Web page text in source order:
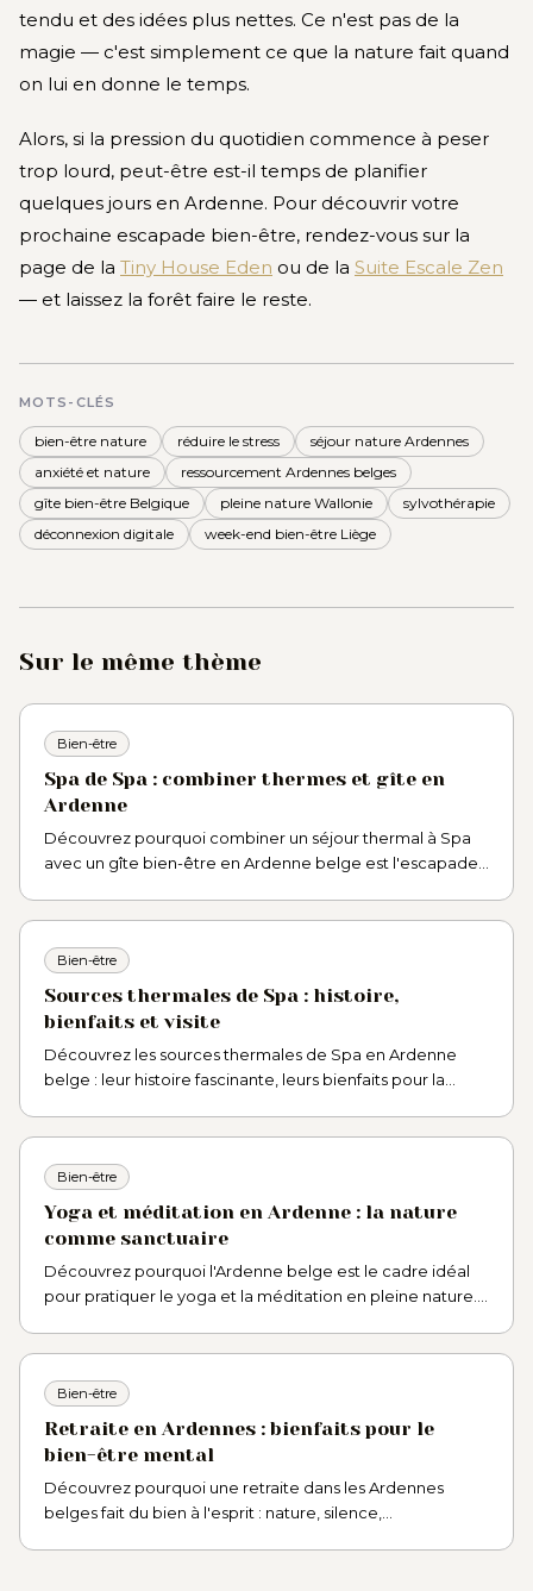
tendu et des idées plus nettes. Ce n'est pas de la
magie — c'est simplement ce que la nature fait quand
on lui en donne le temps.
Alors, si la pression du quotidien commence à peser
trop lourd, peut-être est-il temps de planifier
quelques jours en Ardenne. Pour découvrir votre
prochaine escapade bien-être, rendez-vous sur la
page de la Tiny House Eden ou de la Suite Escale Zen
— et laissez la forêt faire le reste.
MOTS-CLÉS
bien-être nature réduire le stress
séjour nature Ardennes
anxiété et nature
ressourcement Ardennes belges
gîte bien-être Belgique
pleine nature Wallonie
sylvothérapie
déconnexion digitale
week-end bien-être Liège
Sur le même thème
Bien-être
Spa de Spa : combiner thermes et gîte en
Ardenne
Découvrez pourquoi combiner un séjour thermal à Spa
avec un gîte bien-être en Ardenne belge est l'escapade
Bien-être
Sources thermales de Spa : histoire,
bienfaits et visite
Découvrez les sources thermales de Spa en Ardenne
belge : leur histoire fascinante, leurs bienfaits pour la
Bien-être
Yoga et méditation en Ardenne : la nature
comme sanctuaire
Découvrez pourquoi l'Ardenne belge est le cadre idéal
pour pratiquer le yoga et la méditation en pleine nature.
Bien-être
Retraite en Ardennes : bienfaits pour le
bien-être mental
Découvrez pourquoi une retraite dans les Ardennes
belges fait du bien à l'esprit : nature, silence,